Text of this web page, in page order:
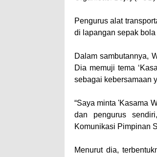
Pengurus alat
di lapangan sepak
Dalam sambutannya,
Dia memuji tema
sebagai kebersamaan
“Saya minta 'Kasama
dan pengurus
Komunikasi Pimpinan
Menurut dia,